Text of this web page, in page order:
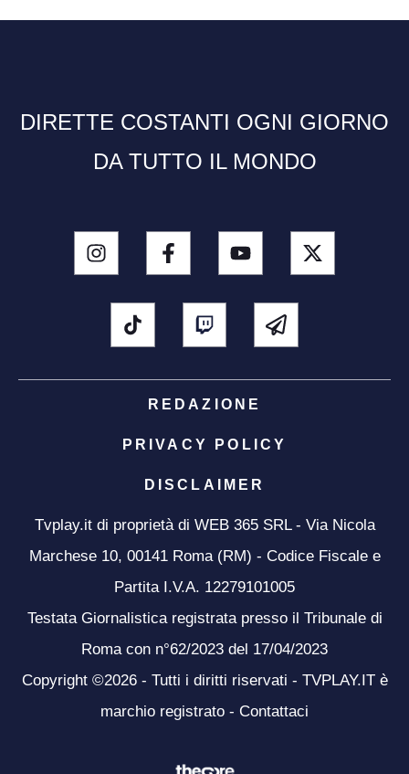
DIRETTE COSTANTI OGNI GIORNO
DA TUTTO IL MONDO
REDAZIONE
PRIVACY POLICY
DISCLAIMER
Tvplay.it di proprietà di WEB 365 SRL - Via Nicola
Marchese 10, 00141 Roma (RM) - Codice Fiscale e
Partita I.V.A. 12279101005
Testata Giornalistica registrata presso il Tribunale di
Roma con n°62/2023 del 17/04/2023
Copyright ©2026 - Tutti i diritti riservati - TVPLAY.IT è
marchio registrato - Contattaci